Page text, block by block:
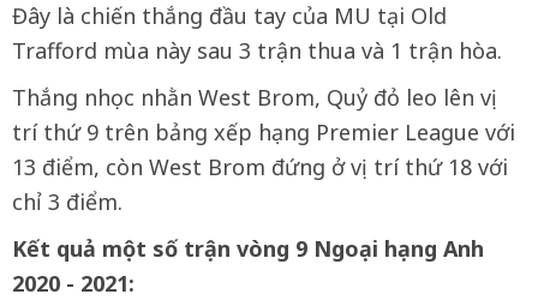
Đây là chiến thắng đầu tay của MU tại Old
Trafford mùa này sau 3 trận thua và 1 trận hòa.
Thắng nhọc nhằn West Brom, Quỷ đỏ leo lên vị
trí thứ 9 trên bảng xếp hạng Premier League với
13 điểm, còn West Brom đứng ở vị trí thứ 18 với
chỉ 3 điểm.
Kết quả một số trận vòng 9 Ngoại hạng Anh
2020 - 2021: